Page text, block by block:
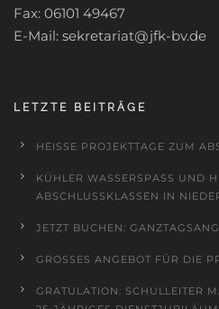
Fax: 06101 49467
E-Mail: sekretariat@jfk-bv.de
LETZTE BEITRÄGE
HEISSE PROJEKTTAGE ZUM
KÜHLER WASSERSPASS UND
SCHLUSSKLASSEN IN
JETZT BUCHEN:
GROSSES ANGEBOT FÜR DIE
GRATULATION: SCHULLEITER